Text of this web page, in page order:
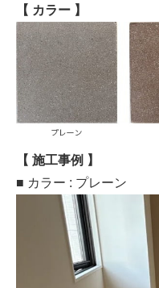
【 カラー 】
【 施工事例 】
■ カラー : プレーン